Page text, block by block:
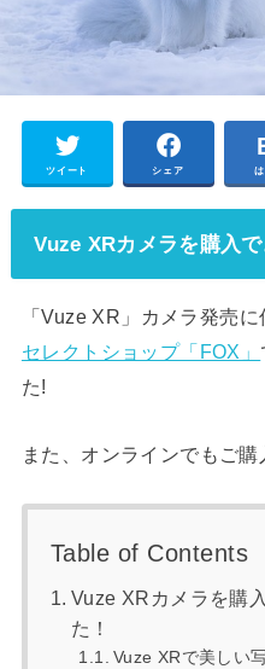
ツイート シェア
Vuze XRカメラを購入
「Vuze XR」カメラ発売に
セレクトショップ「FOX」
た!
また、オンラインでもご購
Table of Contents
Vuze XRカメラを購
た！
Vuze XRで美しい